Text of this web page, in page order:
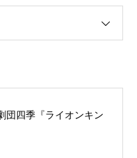
団四季『ライオンキン